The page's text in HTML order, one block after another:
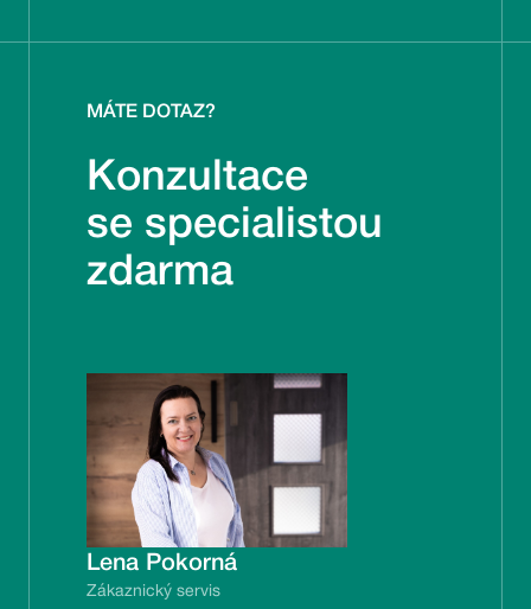
MÁTE DOTAZ?
Konzultace
se specialistou
zdarma
Lena Pokorná
Zákaznický servis